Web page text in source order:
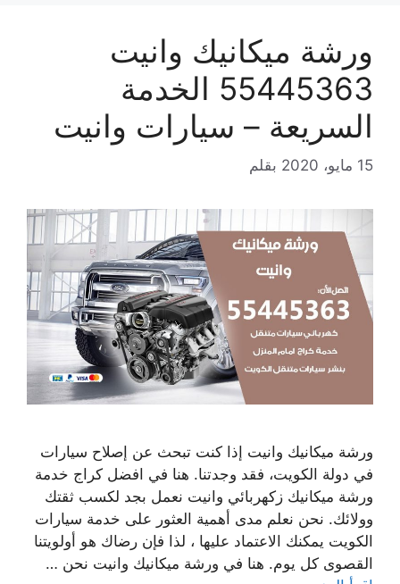
ورشة ميكانيك وانيت
55445363 الخدمة
السريعة – سيارات وانيت
15 مايو، 2020 بقلم
ورشة ميكانيك وانيت إذا كنت تبحث عن إصلاح سيارات
في دولة الكويت، فقد وجدتنا. هنا في افضل كراج خدمة
ورشة ميكانيك زكهربائي وانيت نعمل بجد لكسب ثقتك
وولائك. نحن نعلم مدى أهمية العثور على خدمة سيارات
الكويت يمكنك الاعتماد عليها ، لذا فإن رضاك ​​هو أولويتنا
القصوى كل يوم. هنا في ورشة ميكانيك وانيت نحن …